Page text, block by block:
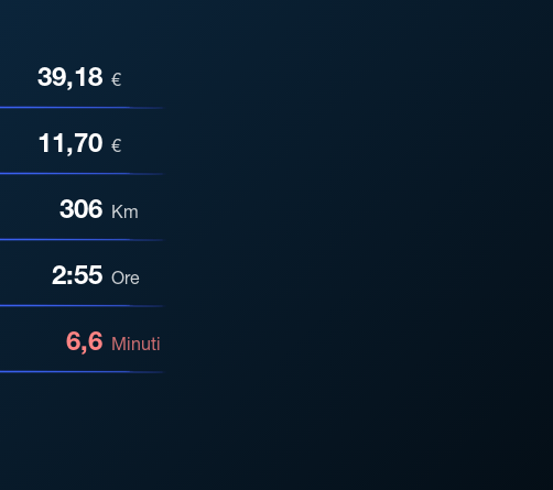
39,18 €
11,70 €
306 Km
2:55 Ore
6,6 Minuti